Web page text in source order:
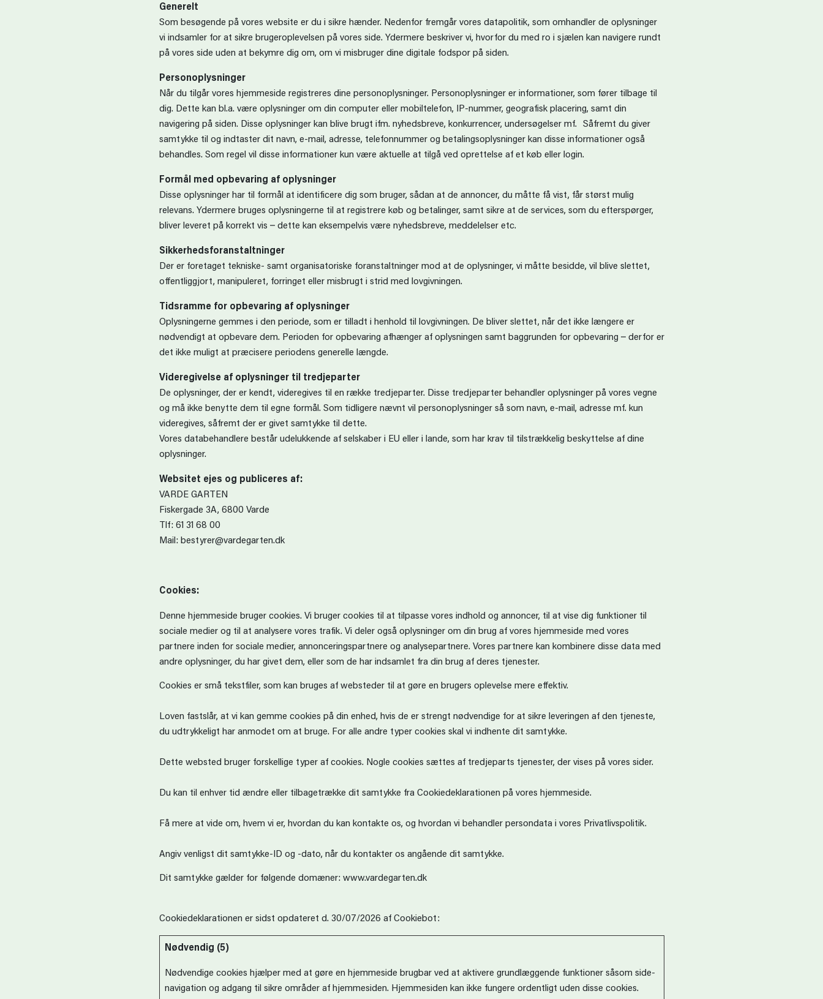
Generelt
Som besøgende på vores website er du i sikre hænder. Nedenfor fremgår vores datapolitik, som omhandler de oplysninger
vi indsamler for at sikre brugeroplevelsen på vores side. Ydermere beskriver vi, hvorfor du med ro i sjælen kan navigere rundt
på vores side uden at bekymre dig om, om vi misbruger dine digitale fodspor på siden.
Personoplysninger
Når du tilgår vores hjemmeside registreres dine personoplysninger. Personoplysninger er informationer, som fører tilbage til
dig. Dette kan bl.a. være oplysninger om din computer eller mobiltelefon, IP-nummer, geografisk placering, samt din
navigering på siden. Disse oplysninger kan blive brugt ifm. nyhedsbreve, konkurrencer, undersøgelser mf. Såfremt du giver
samtykke til og indtaster dit navn, e-mail, adresse, telefonnummer og betalingsoplysninger kan disse informationer også
behandles. Som regel vil disse informationer kun være aktuelle at tilgå ved oprettelse af et køb eller login.
Formål med opbevaring af oplysninger
Disse oplysninger har til formål at identificere dig som bruger, sådan at de annoncer, du måtte få vist, får størst mulig
relevans. Ydermere bruges oplysningerne til at registrere køb og betalinger, samt sikre at de services, som du efterspørger,
bliver leveret på korrekt vis – dette kan eksempelvis være nyhedsbreve, meddelelser etc.
Sikkerhedsforanstaltninger
Der er foretaget tekniske- samt organisatoriske foranstaltninger mod at de oplysninger, vi måtte besidde, vil blive slettet,
offentliggjort, manipuleret, forringet eller misbrugt i strid med lovgivningen.
Tidsramme for opbevaring af oplysninger
Oplysningerne gemmes i den periode, som er tilladt i henhold til lovgivningen. De bliver slettet, når det ikke længere er
nødvendigt at opbevare dem. Perioden for opbevaring afhænger af oplysningen samt baggrunden for opbevaring – derfor er
det ikke muligt at præcisere periodens generelle længde.
Videregivelse af oplysninger til tredjeparter
De oplysninger, der er kendt, videregives til en række tredjeparter. Disse tredjeparter behandler oplysninger på vores vegne
og må ikke benytte dem til egne formål. Som tidligere nævnt vil personoplysninger så som navn, e-mail, adresse mf. kun
videregives, såfremt der er givet samtykke til dette.
Vores databehandlere består udelukkende af selskaber i EU eller i lande, som har krav til tilstrækkelig beskyttelse af dine
oplysninger.
Websitet ejes og publiceres af:
VARDE GARTEN
Fiskergade 3A, 6800 Varde
Tlf: 61 31 68 00
Mail: bestyrer@vardegarten.dk
Cookies:
Denne hjemmeside bruger cookies. Vi bruger cookies til at tilpasse vores indhold og annoncer, til at vise dig funktioner til
sociale medier og til at analysere vores trafik. Vi deler også oplysninger om din brug af vores hjemmeside med vores
partnere inden for sociale medier, annonceringspartnere og analysepartnere. Vores partnere kan kombinere disse data med
andre oplysninger, du har givet dem, eller som de har indsamlet fra din brug af deres tjenester.
Cookies er små tekstfiler, som kan bruges af websteder til at gøre en brugers oplevelse mere effektiv.
Loven fastslår, at vi kan gemme cookies på din enhed, hvis de er strengt nødvendige for at sikre leveringen af den tjeneste,
du udtrykkeligt har anmodet om at bruge. For alle andre typer cookies skal vi indhente dit samtykke.
Dette websted bruger forskellige typer af cookies. Nogle cookies sættes af tredjeparts tjenester, der vises på vores sider.
Du kan til enhver tid ændre eller tilbagetrække dit samtykke fra Cookiedeklarationen på vores hjemmeside.
Få mere at vide om, hvem vi er, hvordan du kan kontakte os, og hvordan vi behandler persondata i vores Privatlivspolitik.
Angiv venligst dit samtykke-ID og -dato, når du kontakter os angående dit samtykke.
Dit samtykke gælder for følgende domæner: www.vardegarten.dk
Cookiedeklarationen er sidst opdateret d. 30/07/2026 af Cookiebot:
Nødvendig (5)
Nødvendige cookies hjælper med at gøre en hjemmeside brugbar ved at aktivere grundlæggende funktioner såsom side-
navigation og adgang til sikre områder af hjemmesiden. Hjemmesiden kan ikke fungere ordentligt uden disse cookies.